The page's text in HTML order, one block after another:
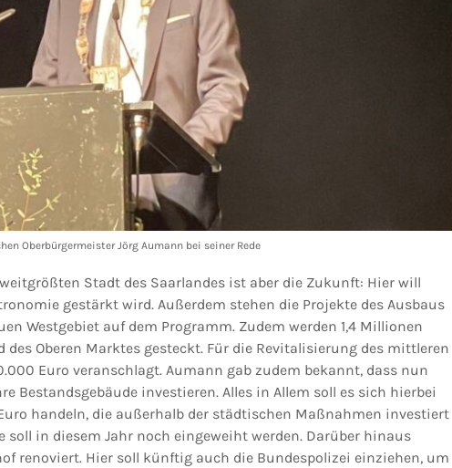
Oberbürgermeister Jörg Aumann bei seiner Rede
Stadt des Saarlandes ist aber die Zukunft: Hier will
gestärkt wird. Außerdem stehen die Projekte des Ausbaus
Westgebiet auf dem Programm. Zudem werden 1,4 Millionen
des Oberen Marktes gesteckt. Für die Revitalisierung des mittleren
Euro veranschlagt. Aumann gab zudem bekannt, dass nun
Bestandsgebäude investieren. Alles in Allem soll es sich hierbei
handeln, die außerhalb der städtischen Maßnahmen investiert
soll in diesem Jahr noch eingeweiht werden. Darüber hinaus
renoviert. Hier soll künftig auch die Bundespolizei einziehen, um